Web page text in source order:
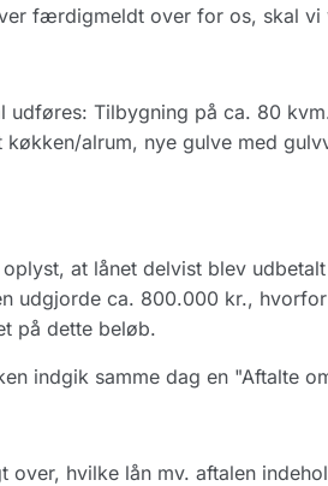
færdigmeldt over for os, skal vi
udføres: Tilbygning på ca. 80
køkken/alrum, nye gulve med
oplyst, at lånet delvist blev
udgjorde ca. 800.000 kr.,
på dette beløb.
indgik samme dag en "Aftalte
over, hvilke lån mv. aftalen